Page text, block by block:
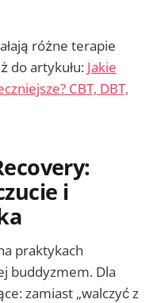
różne terapie
do artykułu: Jakie
CBT, DBT,
i
praktykach
buddyzmem. Dla
zamiast „walczyć z